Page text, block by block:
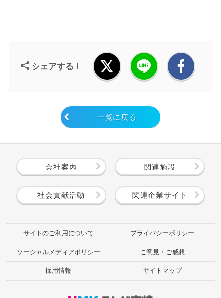
シェアする！
一覧に戻る
会社案内 関連施設
社会貢献活動 関連企業サイト
サイトのご利用について プライバシーポリシー
ソーシャルメディアポリシー ご意見・ご感想
採用情報 サイトマップ